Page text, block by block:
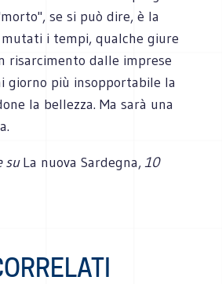
se si può dire, è la
mutati i tempi, qualche giure
risarcimento dalle imprese
giorno più insopportabile la
la bellezza. Ma sarà una
suLa nuova Sardegna,10